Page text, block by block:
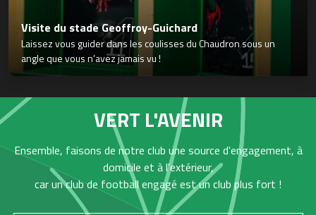
Visite du stade Geoffroy-Guichard
Laissez vous guider dans les coulisses du Chaudron sous un
angle que vous n’avez jamais vu !
VERT L'AVENIR
Ensemble, faisons de notre club une source d'engagement, à
domicile et à l'extérieur,
car un club de football engagé est un club plus fort !